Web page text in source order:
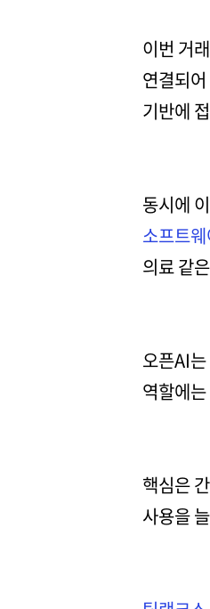
이번 거
연결되
기반에
동시에
소프트
의료 같
오픈AI
역할에
핵심은
사용을